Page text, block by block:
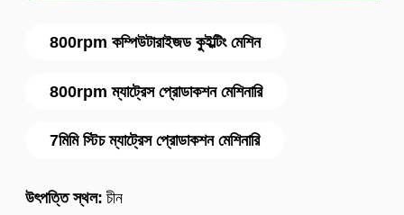
800rpm কম্পিউটারাইজড কুইল্টিং মেশিন
800rpm ম্যাট্রেস প্রোডাকশন মেশিনারি
7মিমি স্টিচ ম্যাট্রেস প্রোডাকশন মেশিনারি
উৎপত্তি স্থল: চীন